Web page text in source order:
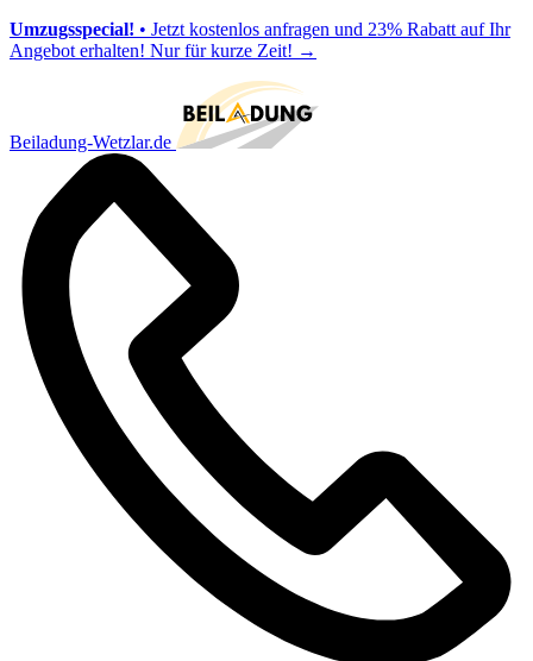
Umzugsspecial! • Jetzt kostenlos anfragen und 23% Rabatt auf Ihr
Angebot erhalten! Nur für kurze Zeit! →
Beiladung-Wetzlar.de